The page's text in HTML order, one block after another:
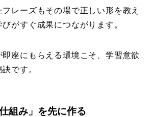
レーズもその場で正しい形を教え
がすぐ成果につながります。
座にもらえる環境こそ、学習意欲
です。
組み」を先に作る